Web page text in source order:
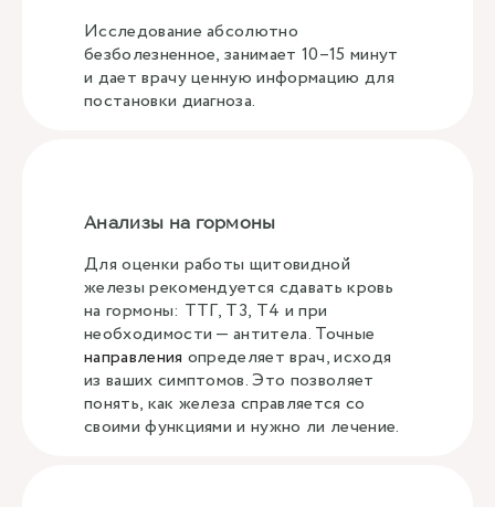
Исследование абсолютно
безболезненное, занимает 10–15 минут
и дает врачу ценную информацию для
постановки диагноза.
Анализы на гормоны
Для оценки работы щитовидной
железы рекомендуется сдавать кровь
на гормоны: ТТГ, Т3, Т4 и при
необходимости — антитела. Точные
направления определяет врач, исходя
из ваших симптомов. Это позволяет
понять, как железа справляется со
своими функциями и нужно ли лечение.